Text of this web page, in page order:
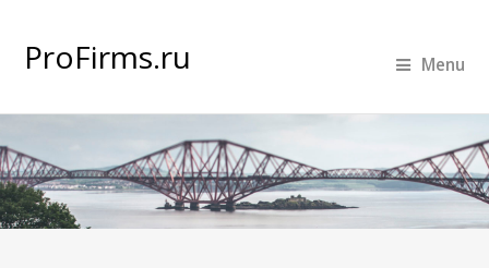
ProFirms.ru Menu